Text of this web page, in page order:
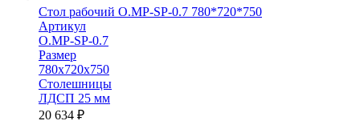
Стол рабочий O.MP-SP-0.7 780*720*750
Артикул
O.MP-SP-0.7
Размер
780х720х750
Столешницы
ЛДСП 25 мм
20 634 ₽